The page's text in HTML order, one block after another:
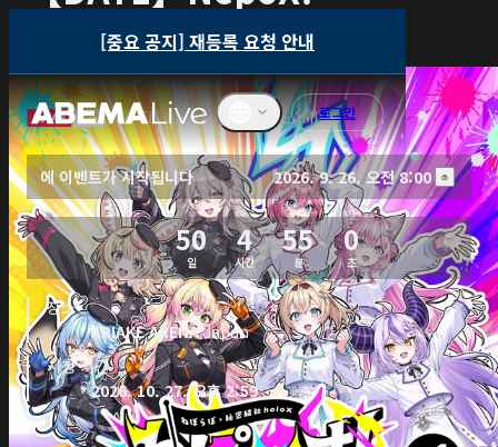
[중요 공지] 재등록 요청 안내
English
ภาษาไทย
한국어
繁體中文
Bahasa
Indonesi
a
로그인
~NePoLaBo×Secret
Society holoX~
OFFICIAL PPV HD STREAMING
에 이벤트가 시작됩니다 2026. 9. 26. 오전 8:00
50
일
4
시간
54
분
59
초
장소
ARIAKE ARENA Japan
시청 기간
2026. 10. 27. 오후 2:59